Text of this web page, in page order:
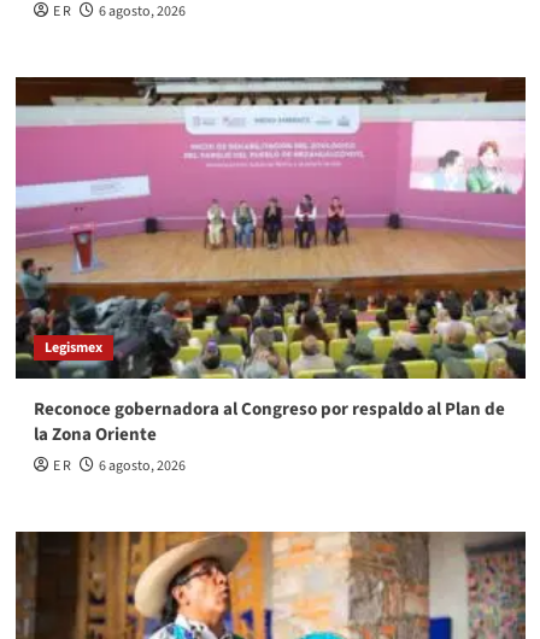
E R 6 agosto, 2026
Legismex
Reconoce gobernadora al Congreso por respaldo al Plan de
la Zona Oriente
E R 6 agosto, 2026